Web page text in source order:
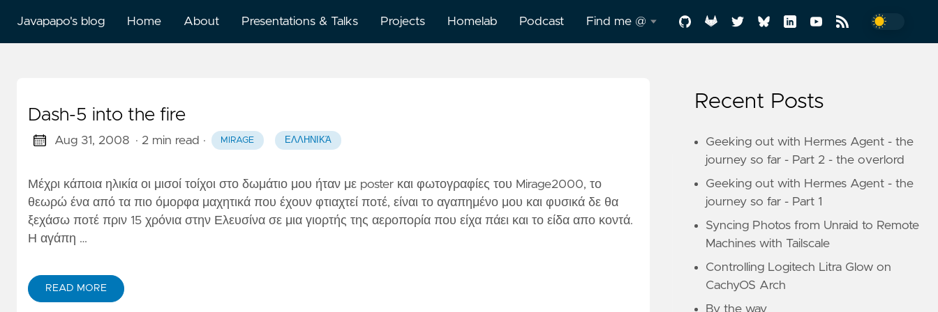
Javapapo's blog Home About Presentations & Talks Projects Homelab Podcast Find me @
Discord
Github
Dash-5 into the fire
Aug 31, 2008 · 2 min read · MIRAGE ΕΛΛΗΝΙΚΆ
Μέχρι κάποια ηλικία οι μισοί τοίχοι στο δωμάτιο μου ήταν με poster και φωτογραφίες του Mirage2000, το
θεωρώ ένα από τα πιο όμορφα μαχητικά που έχουν φτιαχτεί ποτέ, είναι το αγαπημένο μου και φυσικά δε θα
ξεχάσω ποτέ πριν 15 χρόνια στην Ελευσίνα σε μια γιορτής της αεροπορία που είχα πάει και το είδα απο κοντά.
Η αγάπη …
READ MORE
Recent Posts
Geeking out with Hermes Agent - the
journey so far - Part 2 - the overlord
Geeking out with Hermes Agent - the
journey so far - Part 1
Syncing Photos from Unraid to Remote
Machines with Tailscale
Controlling Logitech Litra Glow on
CachyOS Arch
By the way